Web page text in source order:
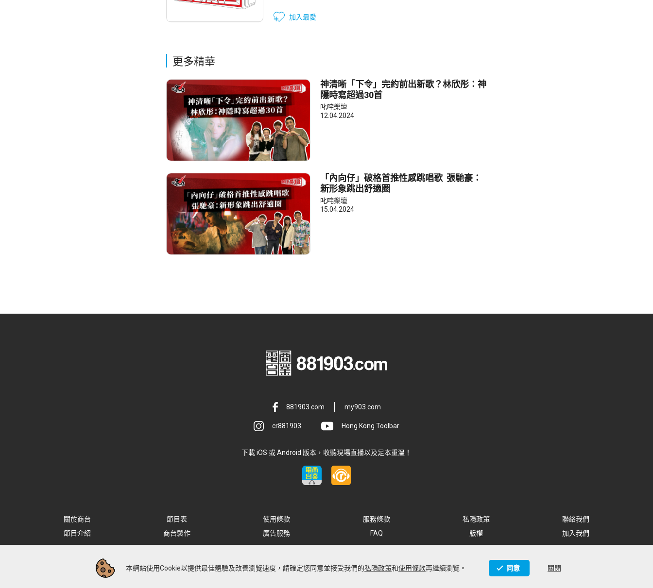
加入最愛
更多精華
神清晰「下令」完約前出新歌？林欣彤：神
隱時寫超過30首
叱咤樂壇
12.04.2024
「內向仔」破格首推性感跳唱歌 張馳豪：
新形象跳出舒適圈
叱咤樂壇
15.04.2024
881903.com my903.com
cr881903 Hong Kong Toolbar
下載 iOS 或 Android 版本，收聽現場直播以及足本重溫！
關於商台 節目表 使用條款 服務條款 私隱政策
聯絡我們
節目介紹
商台製作 廣告服務 FAQ 版權 加入我們
本網站使用Cookie以提供最佳體驗及改善瀏覽速度，請確定您同意並接受我們的私隱政策和使用條款再繼續瀏覽。 同意 關閉